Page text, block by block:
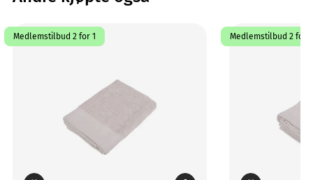
Medlemstilbud 2 for 1 Medlemstilbud 2 for 1